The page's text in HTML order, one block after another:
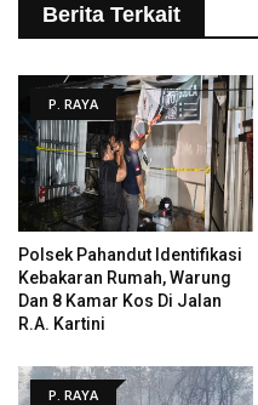
Berita Terkait
P. RAYA
Polsek Pahandut Identifikasi
Kebakaran Rumah, Warung
Dan 8 Kamar Kos Di Jalan
R.A. Kartini
P. RAYA